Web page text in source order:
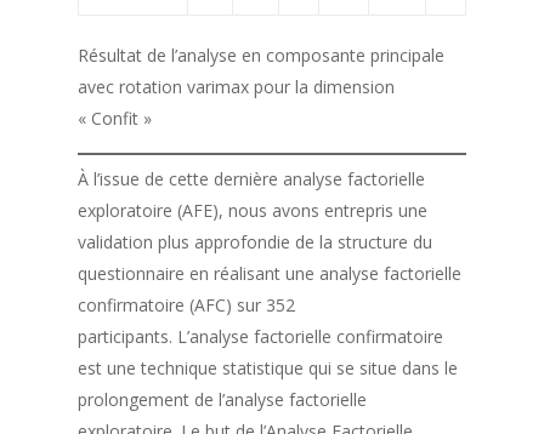
Résultat de l’analyse en composante principale
avec rotation varimax pour la dimension
« Confit »
À l’issue de cette dernière analyse factorielle
exploratoire (AFE), nous avons entrepris une
validation plus approfondie de la structure du
questionnaire en réalisant une analyse factorielle
confirmatoire (AFC) sur 352
participants. L’analyse factorielle confirmatoire
est une technique statistique qui se situe dans le
prolongement de l’analyse factorielle